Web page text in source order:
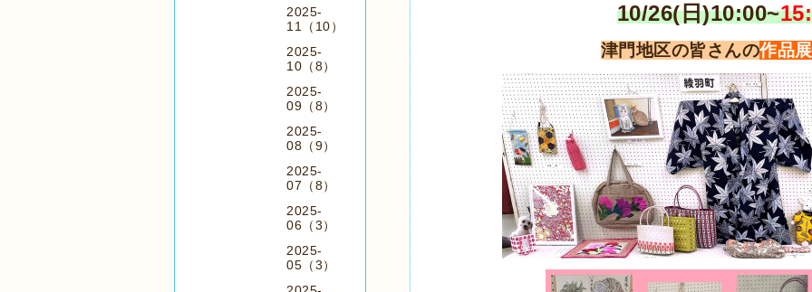
10/26(日)10:00~
津門地区の皆さんの作品展
2025-
11（10）
2025-
10（8）
2025-
09（8）
2025-
08（9）
2025-
07（8）
2025-
06（3）
2025-
05（3）